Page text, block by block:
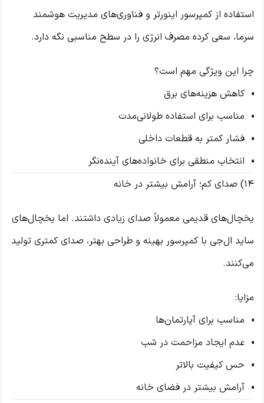
استفاده از کمپرسور اینورتر و فناوری‌های مدیریت هوشمند
سرما، سعی کرده مصرف انرژی را در سطح مناسبی نگه دارد.
چرا این ویژگی مهم است؟
کاهش هزینه‌های برق
مناسب برای استفاده طولانی‌مدت
فشار کمتر به قطعات داخلی
انتخاب منطقی برای خانواده‌های آینده‌نگر
14) صدای کم؛ آرامش بیشتر در خانه
یخچال‌های قدیمی معمولاً صدای زیادی داشتند. اما یخچال‌های
ساید ال‌جی با کمپرسور بهینه و طراحی بهتر، صدای کمتری تولید
می‌کنند.
مزایا:
مناسب برای آپارتمان‌ها
عدم ایجاد مزاحمت در شب
حس کیفیت بالاتر
آرامش بیشتر در فضای خانه